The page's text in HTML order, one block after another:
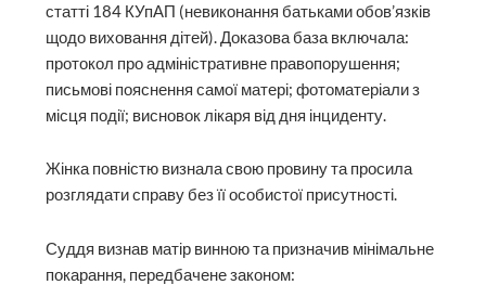
статті 184 КУпАП (невиконання батьками обов’язків
щодо виховання дітей). Доказова база включала:
протокол про адміністративне правопорушення;
письмові пояснення самої матері; фотоматеріали з
місця події; висновок лікаря від дня інциденту.
Жінка повністю визнала свою провину та просила
розглядати справу без її особистої присутності.
Суддя визнав матір винною та призначив мінімальне
покарання, передбачене законом: